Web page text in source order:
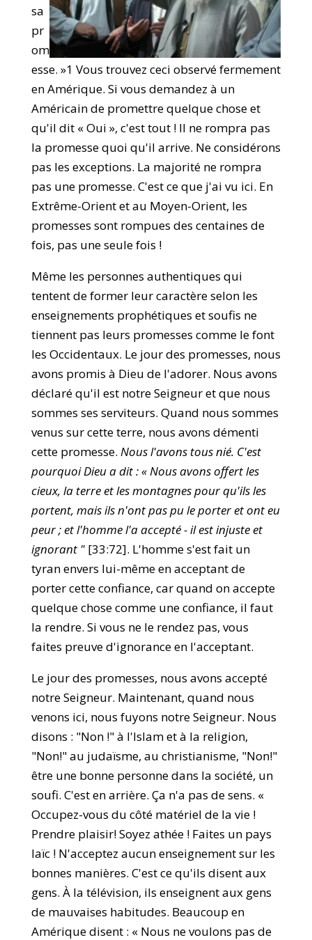
sa
pr
om
esse. »1 Vous trouvez ceci observé fermement
en Amérique. Si vous demandez à un
Américain de promettre quelque chose et
qu'il dit « Oui », c'est tout ! Il ne rompra pas
la promesse quoi qu'il arrive. Ne considérons
pas les exceptions. La majorité ne rompra
pas une promesse. C'est ce que j'ai vu ici. En
Extrême-Orient et au Moyen-Orient, les
promesses sont rompues des centaines de
fois, pas une seule fois !
Même les personnes authentiques qui
tentent de former leur caractère selon les
enseignements prophétiques et soufis ne
tiennent pas leurs promesses comme le font
les Occidentaux. Le jour des promesses, nous
avons promis à Dieu de l'adorer. Nous avons
déclaré qu'il est notre Seigneur et que nous
sommes ses serviteurs. Quand nous sommes
venus sur cette terre, nous avons démenti
cette promesse. Nous l'avons tous nié. C'est
pourquoi Dieu a dit : « Nous avons offert les
cieux, la terre et les montagnes pour qu'ils les
portent, mais ils n'ont pas pu le porter et ont eu
peur ; et l'homme l'a accepté - il est injuste et
ignorant "[33:72]. L'homme s'est fait un
tyran envers lui-même en acceptant de
porter cette confiance, car quand on accepte
quelque chose comme une confiance, il faut
la rendre. Si vous ne le rendez pas, vous
faites preuve d'ignorance en l'acceptant.
Le jour des promesses, nous avons accepté
notre Seigneur. Maintenant, quand nous
venons ici, nous fuyons notre Seigneur. Nous
disons : "Non !" à l'Islam et à la religion,
"Non!" au judaïsme, au christianisme, "Non!"
être une bonne personne dans la société, un
soufi. C'est en arrière. Ça n'a pas de sens. «
Occupez-vous du côté matériel de la vie !
Prendre plaisir! Soyez athée ! Faites un pays
laïc ! N'acceptez aucun enseignement sur les
bonnes manières. C'est ce qu'ils disent aux
gens. À la télévision, ils enseignent aux gens
de mauvaises habitudes. Beaucoup en
Amérique disent : « Nous ne voulons pas de